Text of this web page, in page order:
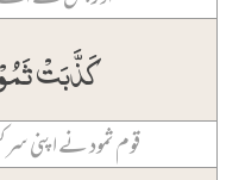
کَذَّبَتۡ
قوم ثمود نے اپنی